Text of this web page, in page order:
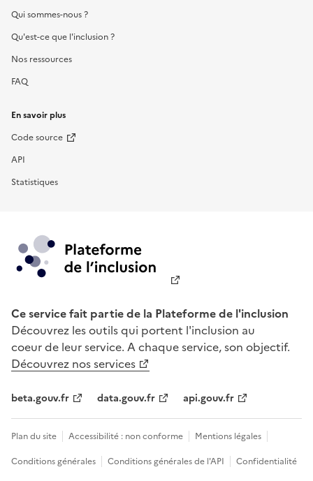
Qui sommes-nous ?
Qu'est-ce que l'inclusion ?
Nos ressources
FAQ
En savoir plus
Code source
API
Statistiques
Ce service fait partie de la Plateforme de l'inclusion
Découvrez les outils qui portent l'inclusion au
coeur de leur service. A chaque service, son objectif.
Découvrez nos services
beta.gouv.fr data.gouv.fr api.gouv.fr
Plan du site Accessibilité : non conforme
Mentions légales
Conditions générales
Conditions générales de l'API
Confidentialité